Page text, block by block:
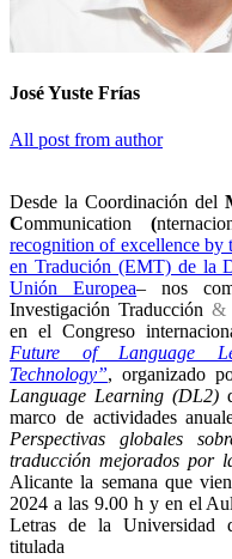
José Yuste Frías
All post from author
Desde la Coordinación del
Communication(
recognition of excellence by
en Tradución (EMT) de la
Unión Europea– nos
Investigación Traducción &
en el Congreso
Future of Language
Technology”, organizado
Language Learning (DL2)
marco de actividades
Perspectivas globales
traducción mejorados por
Alicante la semana que
2024 a las 9.00 h y en el
Letras de la Universidad
titulada